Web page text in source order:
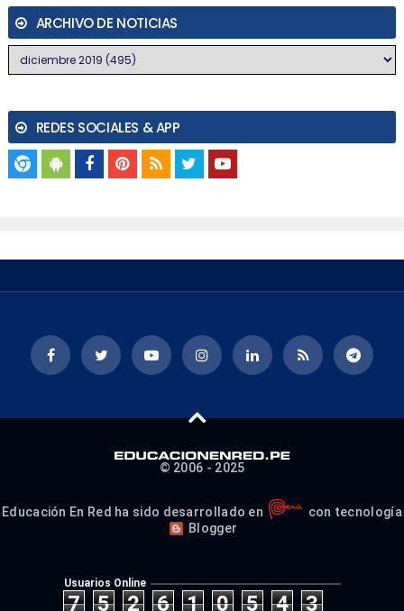
ARCHIVO DE NOTICIAS
REDES SOCIALES & APP
© 2006 - 2025
Educación En Red ha sido desarrollado en
con tecnología
Blogger
Usuarios Online
7 5 2 6 1 0 5 4 3